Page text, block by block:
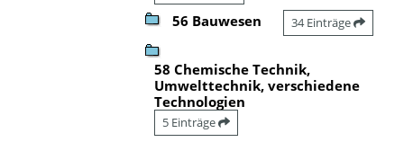
56 Bauwesen 34 Einträge
58 Chemische Technik,
Umwelttechnik, verschiedene
Technologien
5 Einträge